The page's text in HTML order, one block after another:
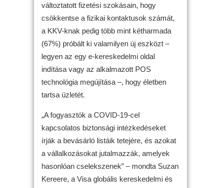
változtatott fizetési szokásain, hogy
csökkentse a fizikai kontaktusok számát,
a KKV-knak pedig több mint kétharmada
(67%) próbált ki valamilyen új eszközt –
legyen az egy e-kereskedelmi oldal
indítása vagy az alkalmazott POS
technológia megújítása –, hogy életben
tartsa üzletét.
„A fogyasztók a COVID-19-cel
kapcsolatos biztonsági intézkedéseket
írják a bevásárló listáik tetejére, és azokat
a vállalkozásokat jutalmazzák, amelyek
hasonlóan cselekszenek” – mondta Suzan
Kereere, a Visa globális kereskedelmi és